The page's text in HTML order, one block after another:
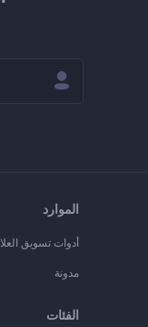
الموارد
أدوات تسويق
مدونة
الفئات